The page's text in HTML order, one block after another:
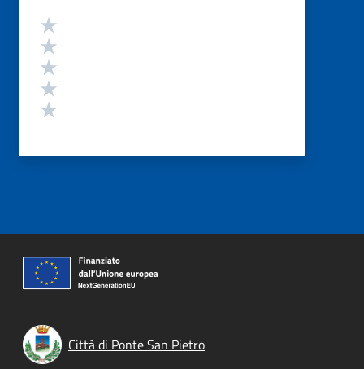
Valutazione
Città di Ponte San Pietro